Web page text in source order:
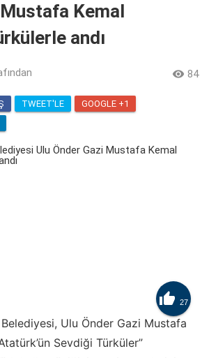
Kemal
andı
 84
TWEET'LE
GOOGLE +1
 27
Ulu Önder Gazi Mustafa
Sevdiği Türküler”